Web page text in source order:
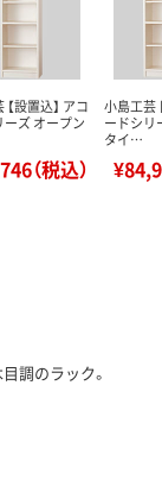
設置込】 アコ
ーズ オープン
（税込）
小島工芸
ードシリ
タイ…
調のラック。